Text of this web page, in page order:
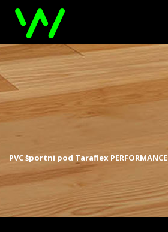
DOMOV
O PODJETJU
PRODUKTI
KONTAKT
ZA ARHITEKTE
PVC športni pod Taraflex PERFORMANCE